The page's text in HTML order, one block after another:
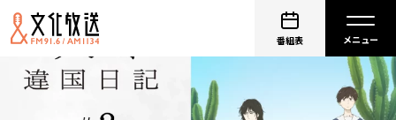
番組表